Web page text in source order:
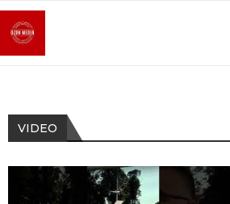
VIDEO